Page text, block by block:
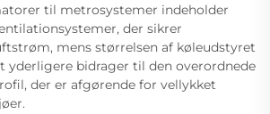
til metrosystemer indeholder
der sikrer
mens størrelsen af køleudstyret
yderligere bidrager til den overordnede
der er afgørende for vellykket